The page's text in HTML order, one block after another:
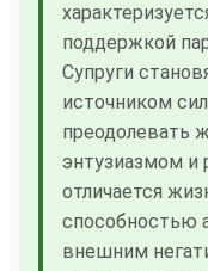
поддержкой
Супруги
источником
преодолевать
энтузиазмом
отличается
способностью
внешним